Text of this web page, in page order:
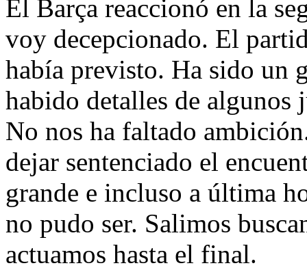
El Barça reaccionó en la
voy decepcionado. El
había previsto. Ha sido un
habido detalles de algunos
No nos ha faltado
dejar sentenciado el
grande e incluso a última
no pudo ser. Salimos
actuamos hasta el final.